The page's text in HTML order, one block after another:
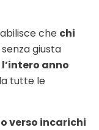
che chi
senza giusta
anno
tutte le
verso incarichi